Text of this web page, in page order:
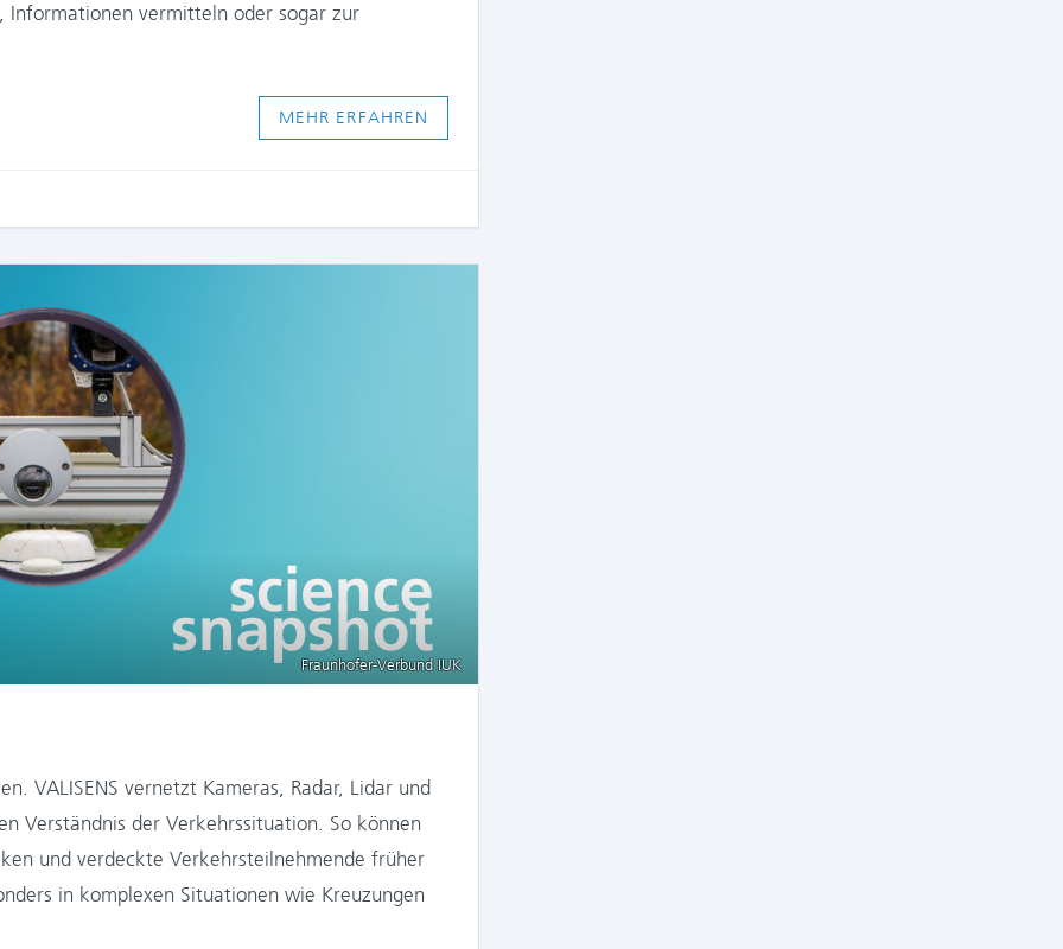
Informationen vermitteln oder sogar zur
MEHR ERFAHREN
Fraunhofer-Verbund IUK
VALISENS vernetzt Kameras, Radar, Lidar und
Verständnis der Verkehrssituation. So können
und verdeckte Verkehrsteilnehmende früher
in komplexen Situationen wie Kreuzungen